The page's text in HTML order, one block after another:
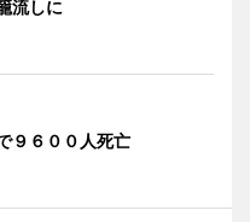
流しに
９６００人死亡